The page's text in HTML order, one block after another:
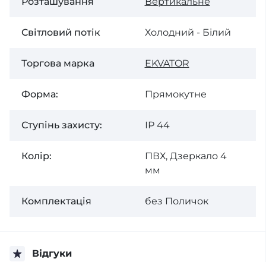
Світловий потік Холодний - Білий
Торгова марка EKVATOR
Форма: Прямокутне
Ступінь захисту: ІР 44
Колір:
ПВХ, Дзеркало 4
мм
Комплектація без Поличок
Відгуки